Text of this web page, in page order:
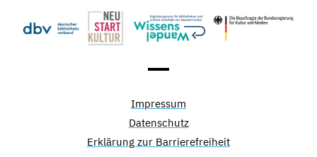
Impressum
Datenschutz
Erklärung zur Barrierefreiheit